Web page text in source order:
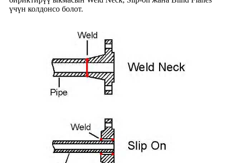
үчүн колдонсо болот.